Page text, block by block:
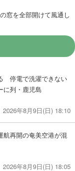
窓を全部開けて風通し
停電で洗濯できない
に列・鹿児島
2026年8月9日(日) 18:10
再開の奄美空港が混
2026年8月9日(日) 18:05